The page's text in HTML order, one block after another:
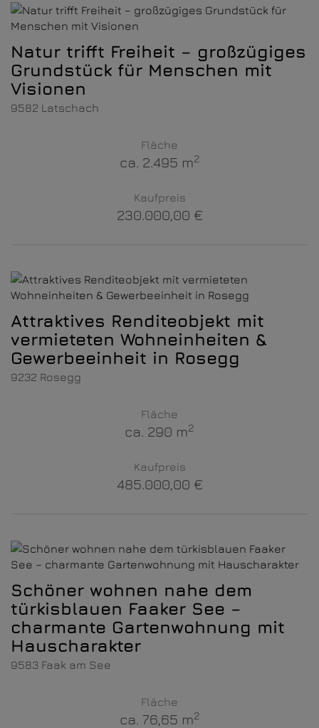
Natur trifft Freiheit – großzügiges
Grundstück für Menschen mit
Visionen
9582 Latschach
Fläche
ca. 2.495 m2
Kaufpreis
230.000,00 €
Attraktives Renditeobjekt mit
vermieteten Wohneinheiten &
Gewerbeeinheit in Rosegg
9232 Rosegg
Fläche
ca. 290 m2
Kaufpreis
485.000,00 €
Schöner wohnen nahe dem
türkisblauen Faaker See –
charmante Gartenwohnung mit
Hauscharakter
9583 Faak am See
Fläche
ca. 76,65 m2